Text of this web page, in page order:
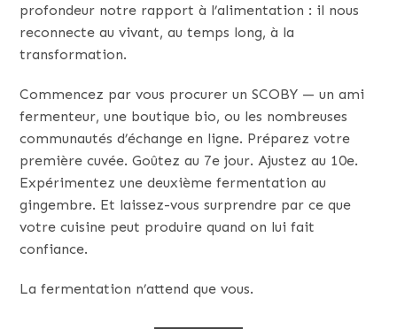
profondeur notre rapport à l’alimentation : il nous
reconnecte au vivant, au temps long, à la
transformation.
Commencez par vous procurer un SCOBY — un ami
fermenteur, une boutique bio, ou les nombreuses
communautés d’échange en ligne. Préparez votre
première cuvée. Goûtez au 7e jour. Ajustez au 10e.
Expérimentez une deuxième fermentation au
gingembre. Et laissez-vous surprendre par ce que
votre cuisine peut produire quand on lui fait
confiance.
La fermentation n’attend que vous.